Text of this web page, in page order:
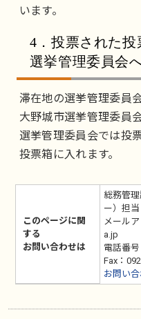
います。
4．投票された
選挙管理委員会
滞在地の選挙管理委員
大野城市選挙管理委員
選挙管理委員会では投
投票箱に入れます。
このページに関
する
お問い合わせは
総務管
ー）担当
メール
a.jp
電話番号
Fax：
お問い